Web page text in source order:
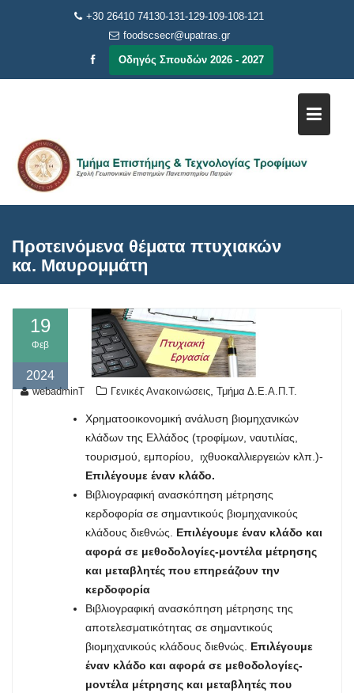
+30 26410 74130-131-129-109-108-121
foodscsecr@upatras.gr
Οδηγός Σπουδών 2026 - 2027
Προτεινόμενα θέματα πτυχιακών
κα. Μαυρομμάτη
19
Φεβ
2024
webadminT Γενικές Ανακοινώσεις Τμήμα Δ.Ε.Α.Π.Τ.
Χρηματοοικονομική ανάλυση βιομηχανικών
κλάδων της Ελλάδος (τροφίμων, ναυτιλίας,
τουρισμού, εμπορίου, ιχθυοκαλλιεργειών κλπ.)-
Επιλέγουμε έναν κλάδο.
Βιβλιογραφική ανασκόπηση μέτρησης
κερδοφορία σε σημαντικούς βιομηχανικούς
κλάδους διεθνώς.
Επιλέγουμε έναν κλάδο και
αφορά σε μεθοδολογίες-μοντέλα μέτρησης
και μεταβλητές που επηρεάζουν την
κερδοφορία
Βιβλιογραφική ανασκόπηση μέτρησης της
αποτελεσματικότητας σε σημαντικούς
βιομηχανικούς κλάδους διεθνώς. Επιλέγουμε
έναν κλάδο και αφορά σε μεθοδολογίες-
μοντέλα μέτρησης και μεταβλητές που